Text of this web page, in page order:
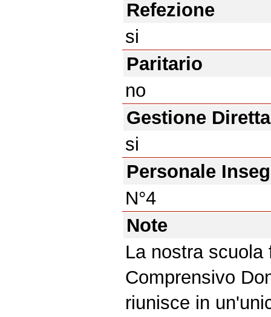
Refezione
si
Paritario
no
Gestione Diretta
si
Personale
N°4
Note
La nostra
Comprensivo
riunisce in